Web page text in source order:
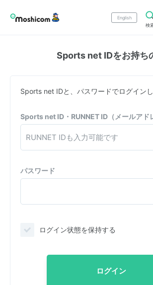
English
検
Sports net IDをお持ち
Sports net IDと、パスワードでログインし
Sports net ID・RUNNET ID（メールアド
パスワード
ログイン状態を保持する
ログイン